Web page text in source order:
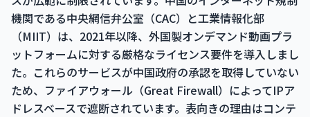
機関である中央網信弁公室（CAC）と工業情報化部
（MIIT）は、2021年以降、外国製オンデマンド動画プラ
ットフォームに対する厳格なライセンス要件を導入しまし
た。これらのサービスが中国政府の承認を取得していない
ため、ファイアウォール（Great Firewall）によってIPア
ドレスベースで遮断されています。表向きの理由はコンテ